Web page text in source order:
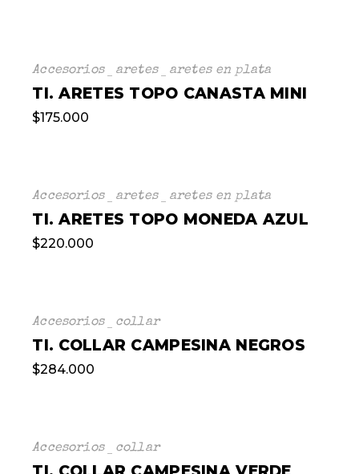
Accesorios aretes aretes en plata
TI. ARETES TOPO CANASTA MINI
$175.000
Accesorios aretes aretes en plata
TI. ARETES TOPO MONEDA AZUL
$220.000
Accesorios collar
TI. COLLAR CAMPESINA NEGROS
$284.000
Accesorios collar